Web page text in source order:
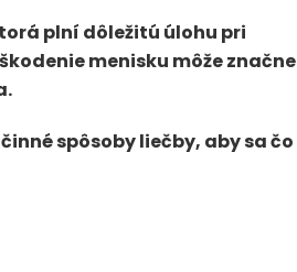
plní dôležitú úlohu pri
menisku môže značne
spôsoby liečby, aby sa čo